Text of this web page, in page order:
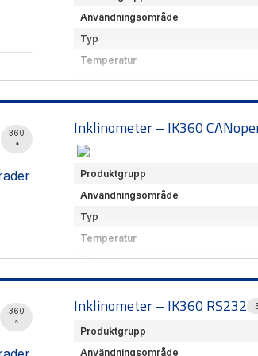
Temperaturområde
Anslutning
Klasser
Pulsgivaren uppfyller
Finns med eller utan hålaxel!
Användningsområde
Typ
Temperatur
Storlek
Komm.gränssnitt
Leverantör
Vikt
Rredundant
maskiner. Den kan användas
360
°
Inklinometer – IK360
Produktgrupp
Användningsområde
Typ
Temperatur
Storlek
Komm.gränssnitt
Leverantör
1-2 axlar 0-360 grader
360
°
Inklinometer – IK360 RS232
Produktgrupp
Användningsområde